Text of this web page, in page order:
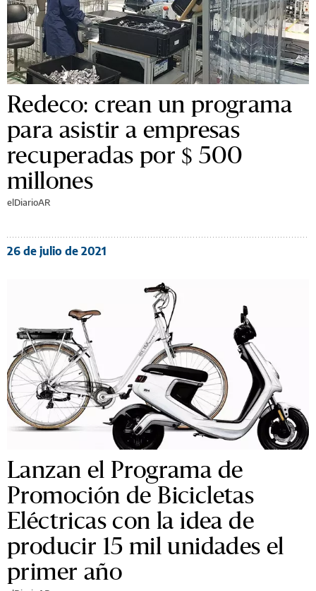
Redeco: crean un programa
para asistir a empresas
recuperadas por $ 500
millones
elDiarioAR
26 de julio de 2021
Lanzan el Programa de
Promoción de Bicicletas
Eléctricas con la idea de
producir 15 mil unidades el
primer año